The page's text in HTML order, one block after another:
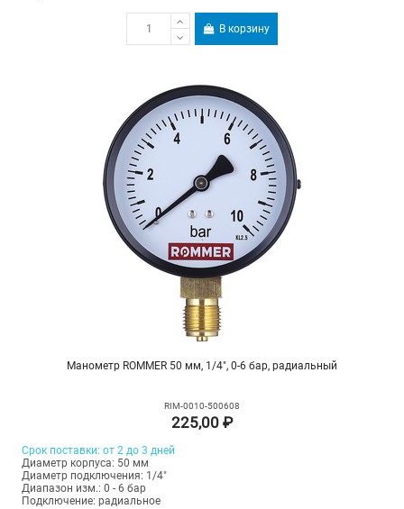
В корзину
Манометр ROMMER 50 мм, 1/4", 0-6 бар, радиальный
RIM-0010-500608
225,00 ₽
Срок поставки: от 2 до 3 дней
Диаметр корпуса: 50 мм
Диаметр подключения: 1/4"
Диапазон изм.: 0 - 6 бар
Подключение: радиальное